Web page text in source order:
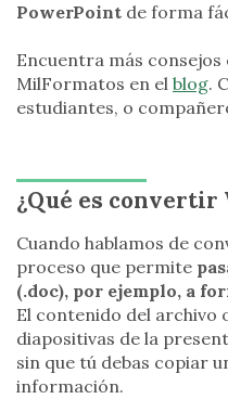
PowerPoint de forma
Encuentra más
MilFormatos en el blog.
estudiantes, o
¿Qué es convertir
Cuando hablamos de
proceso que permite
(.doc), por ejemplo, a
El contenido del archivo
diapositivas de la
sin que tú debas copiar
información.